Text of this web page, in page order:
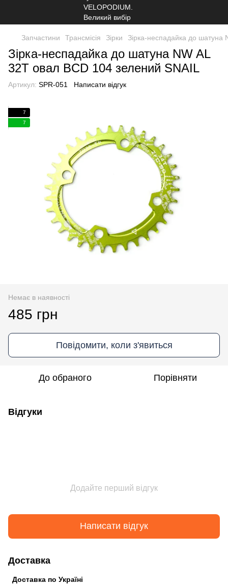
Запчастини Трансмісія Зірки Зірка-неспадайка до шатуна
Зірка-неспадайка до шатуна NW AL
32T овал BCD 104 зелений SNAIL
Артикул: SPR-051 Написати відгук
7
7
Немає в наявності
485 грн
Повідомити, коли з'явиться
До обраного Порівняти
Відгуки
Додайте перший відгук
Написати відгук
Доставка
Доставка по Україні